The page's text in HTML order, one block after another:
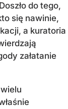
do tego,
się nawinie,
a kuratoria
załatanie